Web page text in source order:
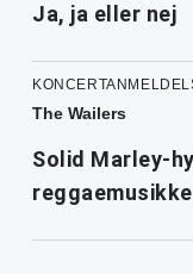
Ja, ja eller nej
The Wailers
Solid Marley-